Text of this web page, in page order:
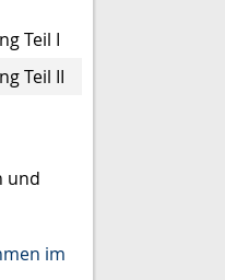
Teil I
Teil II
und
im